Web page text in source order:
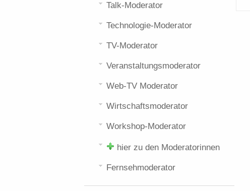
Talk-Moderator
Technologie-Moderator
TV-Moderator
Veranstaltungsmoderator
Web-TV Moderator
Wirtschaftsmoderator
Workshop-Moderator
hier zu den Moderatorinnen
Fernsehmoderator